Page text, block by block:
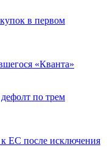
в первом
«Кванта»
по трем
к ЕС после исключения